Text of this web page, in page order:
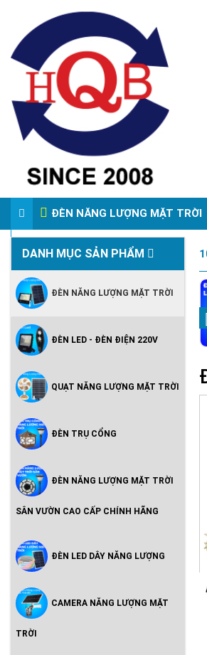
ĐÈN NĂNG LƯỢNG MẶT TRỜI
VIDEO ĐÈN PHA ĐIỆN 220V
DANH MỤC SẢN PHẨM
ĐÈN NĂNG LƯỢNG MẶT TRỜI
ĐÈN LED - ĐÈN ĐIỆN 220V
Hoàng Quốc Bảo - Độ Sáng Cao,
QUẠT NĂNG LƯỢNG MẶT TRỜI
ĐÈN TRỤ CỔNG
ĐÈN NĂNG LƯỢNG MẶT TRỜI
SÂN VƯỜN CAO CẤP CHÍNH HÃNG
ĐÈN LED DÂY NĂNG LƯỢNG
CAMERA NĂNG LƯỢNG MẶT
TRỜI